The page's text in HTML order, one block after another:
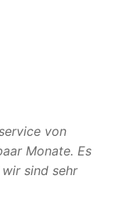
von
Monate. Es
sind sehr